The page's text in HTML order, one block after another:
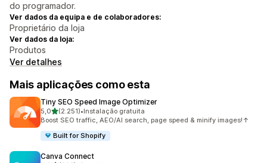
do programador.
Ver dados da equipa e de colaboradores:
Proprietário da loja
Ver dados da loja:
Produtos
Ver detalhes
Mais aplicações como esta
Tiny SEO Speed Image Optimizer
5,0de 5 estrelas
(2.251)
2251 total de avaliações
•Instalação gratuita
Boost SEO traffic, AEO/AI search, page speed & minify images!↑
Built for Shopify
Canva Connect